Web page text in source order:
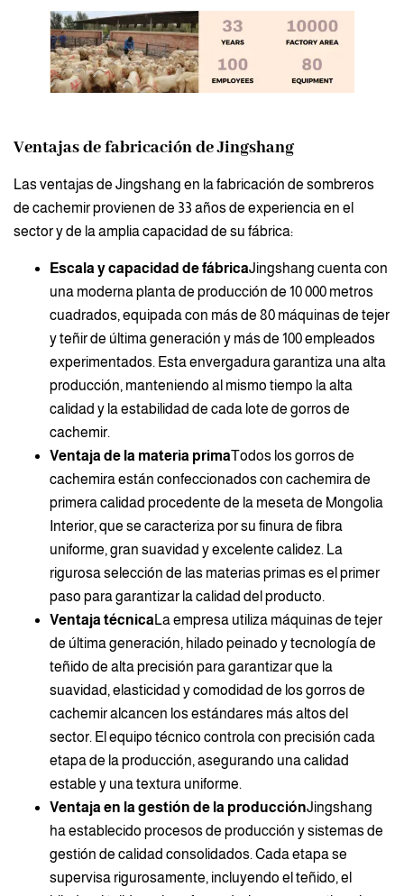
Ventajas de fabricación de Jingshang
Las ventajas de Jingshang en la fabricación de sombreros
de cachemir provienen de 33 años de experiencia en el
sector y de la amplia capacidad de su fábrica:
Escala y capacidad de fábricaJingshang cuenta con
una moderna planta de producción de 10 000 metros
cuadrados, equipada con más de 80 máquinas de tejer
y teñir de última generación y más de 100 empleados
experimentados. Esta envergadura garantiza una alta
producción, manteniendo al mismo tiempo la alta
calidad y la estabilidad de cada lote de gorros de
cachemir.
Ventaja de la materia primaTodos los gorros de
cachemira están confeccionados con cachemira de
primera calidad procedente de la meseta de Mongolia
Interior, que se caracteriza por su finura de fibra
uniforme, gran suavidad y excelente calidez. La
rigurosa selección de las materias primas es el primer
paso para garantizar la calidad del producto.
Ventaja técnicaLa empresa utiliza máquinas de tejer
de última generación, hilado peinado y tecnología de
teñido de alta precisión para garantizar que la
suavidad, elasticidad y comodidad de los gorros de
cachemir alcancen los estándares más altos del
sector. El equipo técnico controla con precisión cada
etapa de la producción, asegurando una calidad
estable y una textura uniforme.
Ventaja en la gestión de la producciónJingshang
ha establecido procesos de producción y sistemas de
gestión de calidad consolidados. Cada etapa se
supervisa rigurosamente, incluyendo el teñido, el